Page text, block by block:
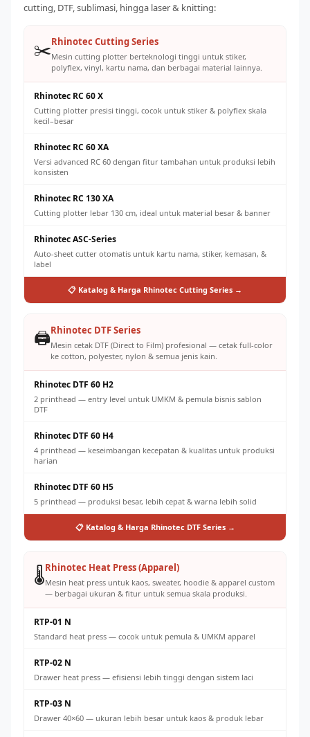
cutting, DTF, sublimasi, hingga laser & knitting:
✂️Rhinotec Cutting Series
Mesin cutting plotter berteknologi tinggi untuk stiker,
polyflex, vinyl, kartu nama, dan berbagai material lainnya.
Rhinotec RC 60 X
Cutting plotter presisi tinggi, cocok untuk stiker & polyflex skala
kecil–besar
Rhinotec RC 60 XA
Versi advanced RC 60 dengan fitur tambahan untuk produksi lebih
konsisten
Rhinotec RC 130 XA
Cutting plotter lebar 130 cm, ideal untuk material besar & banner
Rhinotec ASC-Series
Auto-sheet cutter otomatis untuk kartu nama, stiker, kemasan, &
label
📋 Katalog & Harga Rhinotec Cutting Series →
🖨️Rhinotec DTF Series
Mesin cetak DTF (Direct to Film) profesional — cetak full-color
ke cotton, polyester, nylon & semua jenis kain.
Rhinotec DTF 60 H2
2 printhead — entry level untuk UMKM & pemula bisnis sablon
DTF
Rhinotec DTF 60 H4
4 printhead — keseimbangan kecepatan & kualitas untuk produksi
harian
Rhinotec DTF 60 H5
5 printhead — produksi besar, lebih cepat & warna lebih solid
📋 Katalog & Harga Rhinotec DTF Series →
🌡️Rhinotec Heat Press (Apparel)
Mesin heat press untuk kaos, sweater, hoodie & apparel custom
— berbagai ukuran & fitur untuk semua skala produksi.
RTP-01 N
Standard heat press — cocok untuk pemula & UMKM apparel
RTP-02 N
Drawer heat press — efisiensi lebih tinggi dengan sistem laci
RTP-03 N
Drawer 40×60 — ukuran lebih besar untuk kaos & produk lebar